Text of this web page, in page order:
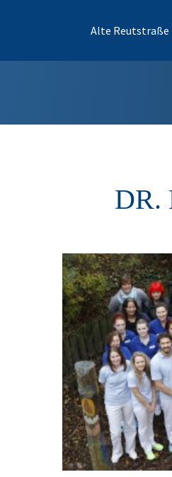
Alte Reutstraße
DR.